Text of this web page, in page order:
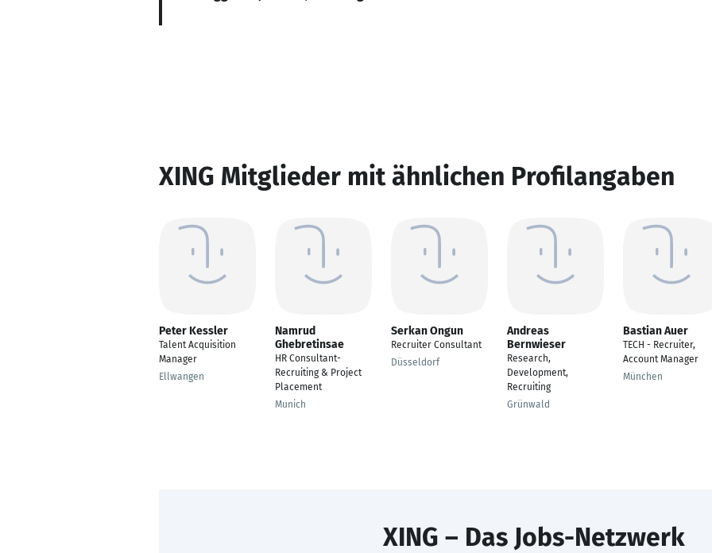
XING Mitglieder mit ähnlichen Profilangaben
Peter Kessler
Talent Acquisition
Manager
Ellwangen
Namrud
Ghebretinsae
HR Consultant-
Recruiting & Project
Placement
Munich
Serkan Ongun
Recruiter Consultant
Düsseldorf
Andreas
Bernwieser
Research,
Development,
Recruiting
Grünwald
Bastian Auer
TECH - Recruiter,
Account Manager
München
XING – Das Jobs-Netzwerk